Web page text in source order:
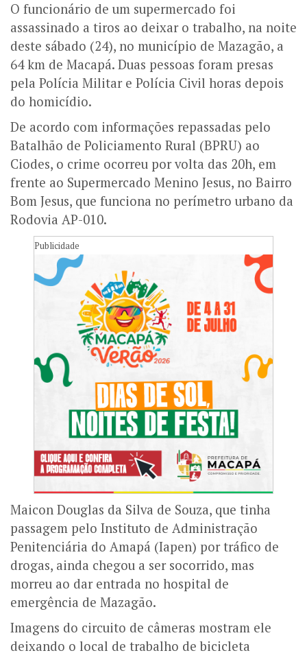
O funcionário de um supermercado foi
assassinado a tiros ao deixar o trabalho, na noite
deste sábado (24), no município de Mazagão, a
64 km de Macapá. Duas pessoas foram presas
pela Polícia Militar e Polícia Civil horas depois
do homicídio.
De acordo com informações repassadas pelo
Batalhão de Policiamento Rural (BPRU) ao
Ciodes, o crime ocorreu por volta das 20h, em
frente ao Supermercado Menino Jesus, no Bairro
Bom Jesus, que funciona no perímetro urbano da
Rodovia AP-010.
Publicidade
Maicon Douglas da Silva de Souza, que tinha
passagem pelo Instituto de Administração
Penitenciária do Amapá (Iapen) por tráfico de
drogas, ainda chegou a ser socorrido, mas
morreu ao dar entrada no hospital de
emergência de Mazagão.
Imagens do circuito de câmeras mostram ele
deixando o local de trabalho de bicicleta